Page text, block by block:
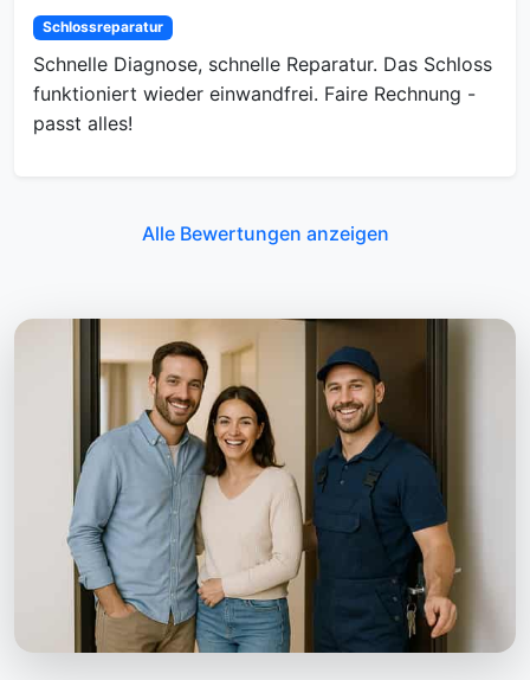
Schlossreparatur
Schnelle Diagnose, schnelle Reparatur. Das Schloss
funktioniert wieder einwandfrei. Faire Rechnung -
passt alles!
Alle Bewertungen anzeigen